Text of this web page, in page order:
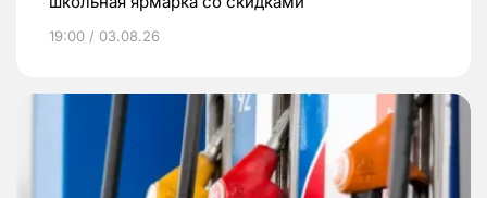
19:00 / 03.08.26